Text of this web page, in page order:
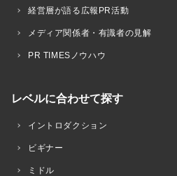
経営層が語る広報PR活動
メディア関係者・有識者の見解
PR TIMESノウハウ
レベルに合わせて探す
イントロダクション
ビギナー
ミドル